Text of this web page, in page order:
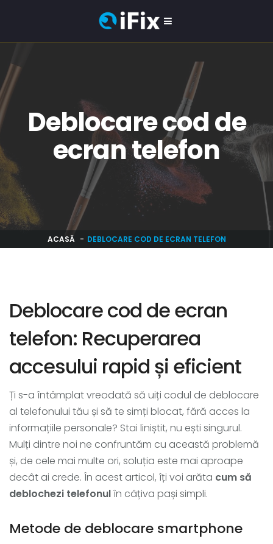
Deblocare cod de
ecran telefon
ACASĂ DEBLOCARE COD DE ECRAN TELEFON
Deblocare cod de ecran
telefon: Recuperarea
accesului rapid și eficient
Ți s-a întâmplat vreodată să uiți codul de deblocare
al telefonului tău și să te simți blocat, fără acces la
informațiile personale? Stai liniștit, nu ești singurul.
Mulți dintre noi ne confruntăm cu această problemă
și, de cele mai multe ori, soluția este mai aproape
decât ai crede. În acest articol, îți voi arăta cum să
deblochezi telefonulîn câțiva pași simpli.
Metode de deblocare smartphone